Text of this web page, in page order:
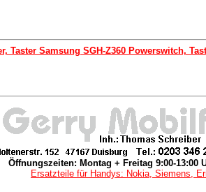
Taster Samsung SGH-Z360 Powerswitch,
Öffnungszeiten: Montag + Freitag 9:00-13:00
Ersatzteile für Handys: Nokia, Siemens,